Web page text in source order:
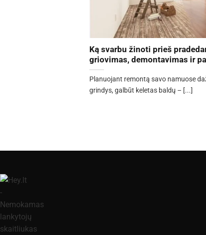
Ką svarbu žinoti prieš
griovimas, demontavimas ir
Planuojant remontą savo namuose
grindys, galbūt keletas baldų – [...]